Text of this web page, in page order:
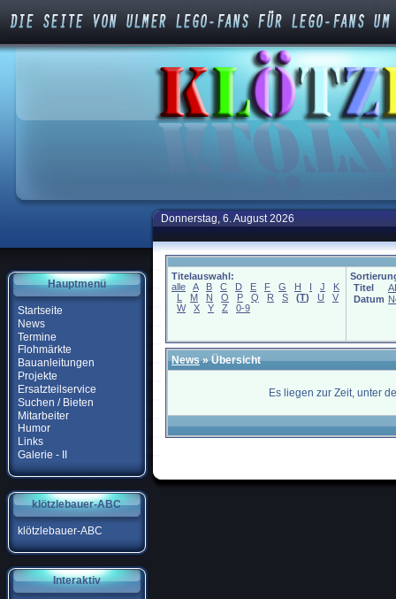
Hauptmenü
Startseite
News
Termine
Flohmärkte
Bauanleitungen
Projekte
Ersatzteilservice
Suchen / Bieten
Mitarbeiter
Humor
Links
Galerie - II
klötzlebauer-ABC
klötzlebauer-ABC
Interaktiv
Donnerstag, 6. August 2026
Titelauswahl:
alle
A B C D E F G H I J
K
L
M N O P Q R S (T) U
V
W
X Y Z 0-9
Titel
Datum
News» Übersicht
Es liegen zur Zeit, unter